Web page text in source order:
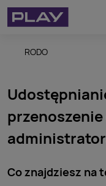
RODO
Co znajdziesz na